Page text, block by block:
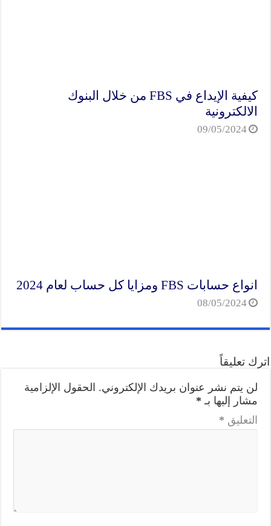
كيفية الإيداع في FBS من خلال البنوك
الالكترونية
09/05/2024
انواع حسابات FBS ومزايا كل حساب لعام 2024
08/05/2024
اترك تعليقاً
لن يتم نشر عنوان بريدك الإلكتروني. الحقول الإلزامية
مشار إليها بـ *
التعليق *